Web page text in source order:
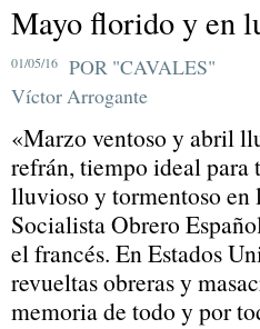
Mayo florido y en
01/05/16
POR "CAVALES"
Víctor Arrogante
«Marzo ventoso y abril
refrán, tiempo ideal para
lluvioso y tormentoso en
Socialista Obrero
el francés. En Estados
revueltas obreras y
memoria de todo y por